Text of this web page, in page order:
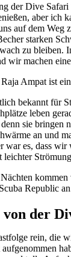
der Dive
aber ich
auf dem Weg
starken
zu bleiben.
wir machen
bekannt für
leben
sie bringen
an und
war es, dass wir
Republic
der
rein, die